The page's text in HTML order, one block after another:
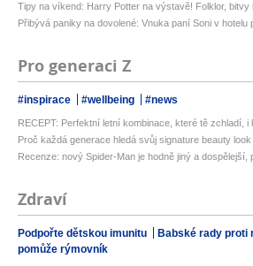
Tipy na víkend: Harry Potter na výstavě! Folklor, bitvy i
Přibývá paniky na dovolené: Vnuka paní Soni v hotelu
Pro generaci Z
#inspirace #wellbeing #news
RECEPT: Perfektní letní kombinace, které tě zchladí, i
Proč každá generace hledá svůj signature beauty look
Recenze: nový Spider-Man je hodně jiný a dospělejší,
Zdraví
Podpořte dětskou imunitu Babské rady proti
pomůže rýmovník